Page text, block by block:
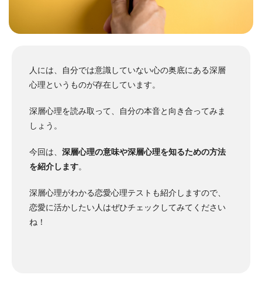
人には、自分では意識していない心の奥底にある深層
心理というものが存在しています。
深層心理を読み取って、自分の本音と向き合ってみま
しょう。
今回は、 深層心理の意味や深層心理を知るための方法
を紹介します。
深層心理がわかる恋愛心理テストも紹介しますので、
恋愛に活かしたい人はぜひチェックしてみてください
ね！